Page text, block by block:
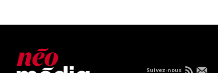
Suivez-nous